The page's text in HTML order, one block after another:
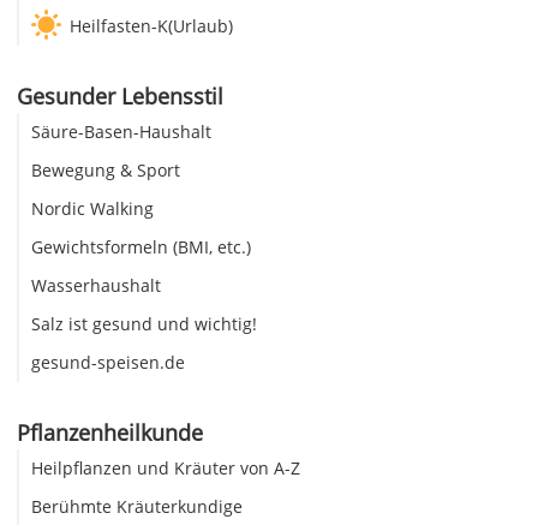
Heilfasten-K(Urlaub)
Gesunder Lebensstil
Säure-Basen-Haushalt
Bewegung & Sport
Nordic Walking
Gewichtsformeln (BMI, etc.)
Wasserhaushalt
Salz ist gesund und wichtig!
gesund-speisen.de
Pflanzenheilkunde
Heilpflanzen und Kräuter von A-Z
Berühmte Kräuterkundige